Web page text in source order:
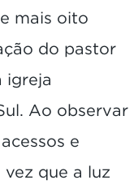
mais oito
do pastor
igreja
Ao observar
e
que a luz